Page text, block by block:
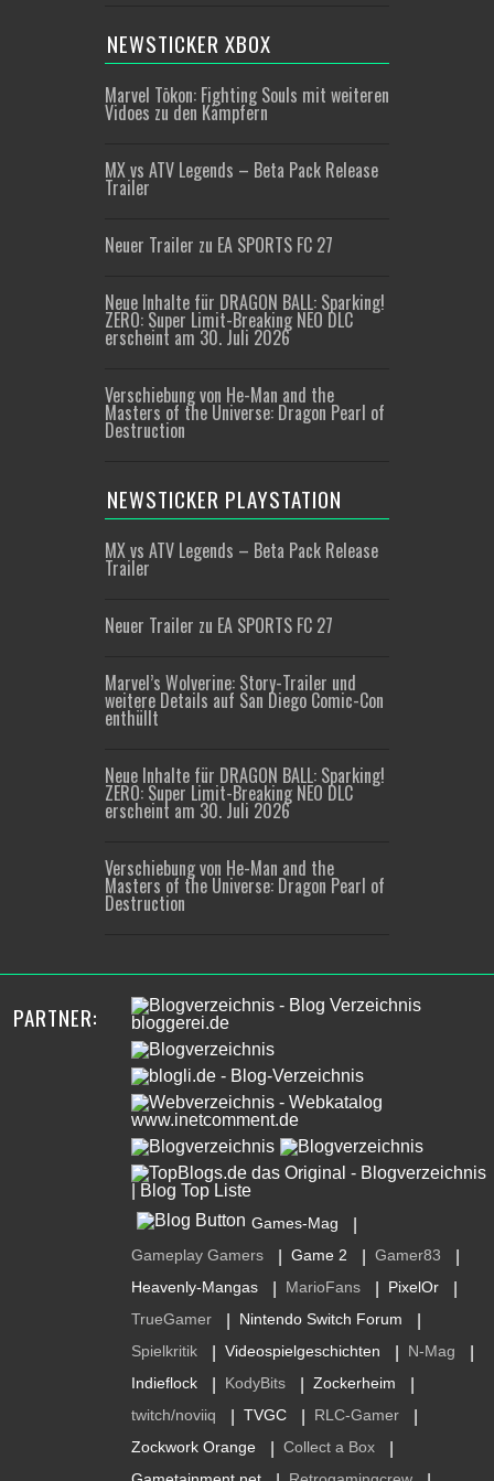
NEWSTICKER XBOX
Marvel Tōkon: Fighting Souls mit weiteren
Vidoes zu den Kämpfern
MX vs ATV Legends – Beta Pack Release
Trailer
Neuer Trailer zu EA SPORTS FC 27
Neue Inhalte für DRAGON BALL: Sparking!
ZERO: Super Limit-Breaking NEO DLC
erscheint am 30. Juli 2026
Verschiebung von He-Man and the
Masters of the Universe: Dragon Pearl of
Destruction
NEWSTICKER PLAYSTATION
MX vs ATV Legends – Beta Pack Release
Trailer
Neuer Trailer zu EA SPORTS FC 27
Marvel’s Wolverine: Story-Trailer und
weitere Details auf San Diego Comic-Con
enthüllt
Neue Inhalte für DRAGON BALL: Sparking!
ZERO: Super Limit-Breaking NEO DLC
erscheint am 30. Juli 2026
Verschiebung von He-Man and the
Masters of the Universe: Dragon Pearl of
Destruction
PARTNER:
Games-Mag
Gameplay Gamers Game 2 Gamer83
Heavenly-Mangas MarioFans PixelOr
TrueGamer Nintendo Switch Forum
Spielkritik Videospielgeschichten N-Mag
Indieflock KodyBits Zockerheim
twitch/noviiq TVGC RLC-Gamer
Zockwork Orange Collect a Box